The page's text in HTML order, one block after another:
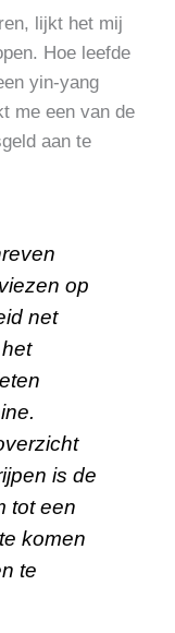
lijkt het mij
Hoe leefde
yin-yang
me een van de
aan te
op
net
is de
tot een
komen
te